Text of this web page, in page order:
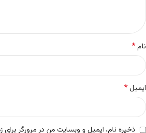
نام*
ایمیل*
ذخیره نام، ایمیل و وبسایت من در مرورگر برای